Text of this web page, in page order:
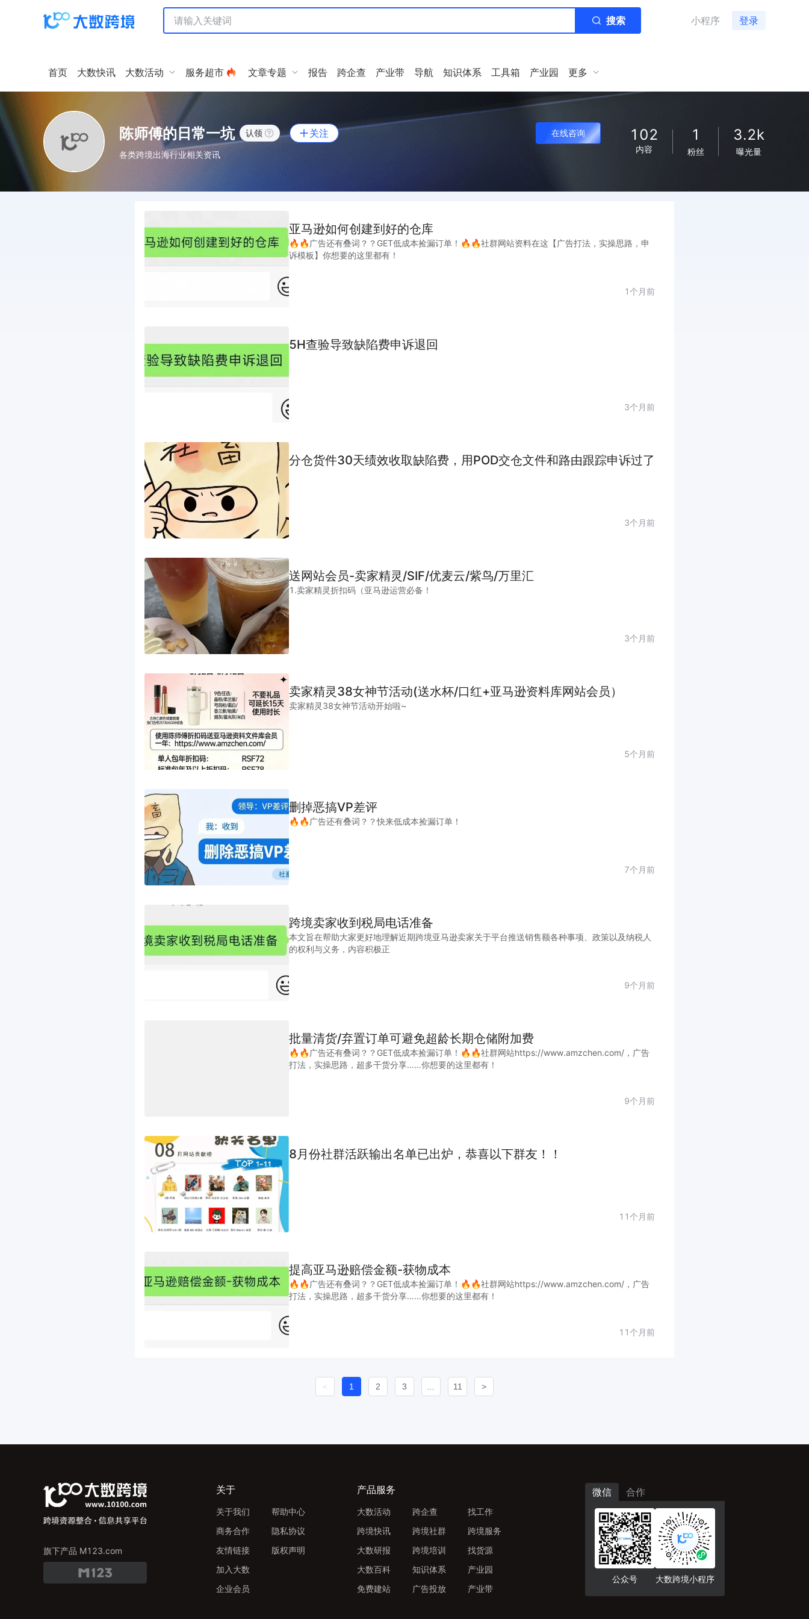
搜索 小程序 登录
首页 大数快讯 大数活动 服务超市 文章专题 报告 跨企查 产业带 导航 知识体系 工具箱 产业园 更多
陈师傅的日常一坑 认领 关注 在线咨询
各类跨境出海行业相关资讯
102
内容
1
粉丝
3.2k
曝光量
亚马逊如何创建到好的仓库
🔥🔥广告还有叠词？？GET低成本捡漏订单！🔥🔥社群网站资料在这【广告打法，实操思路，申
诉模板】你想要的这里都有！
1个月前
5H查验导致缺陷费申诉退回
3个月前
分仓货件30天绩效收取缺陷费，用POD交仓文件和路由跟踪申诉过了
3个月前
送网站会员-卖家精灵/SIF/优麦云/紫鸟/万里汇
1.卖家精灵折扣码（亚马逊运营必备！
3个月前
卖家精灵38女神节活动(送水杯/口红+亚马逊资料库网站会员）
卖家精灵38女神节活动开始啦~
5个月前
删掉恶搞VP差评
🔥🔥广告还有叠词？？快来低成本捡漏订单！
7个月前
跨境卖家收到税局电话准备
本文旨在帮助大家更好地理解近期跨境亚马逊卖家关于平台推送销售额各种事项、政策以及纳税人
的权利与义务，内容积极正
9个月前
批量清货/弃置订单可避免超龄长期仓储附加费
🔥🔥广告还有叠词？？GET低成本捡漏订单！🔥🔥社群网站https://www.amzchen.com/，广告
打法，实操思路，超多干货分享……你想要的这里都有！
9个月前
8月份社群活跃输出名单已出炉，恭喜以下群友！！
11个月前
提高亚马逊赔偿金额-获物成本
🔥🔥广告还有叠词？？GET低成本捡漏订单！🔥🔥社群网站https://www.amzchen.com/，广告
打法，实操思路，超多干货分享……你想要的这里都有！
11个月前
< 1 2 3 11 >
旗下产品 M123.com
关于
关于我们
商务合作
友情链接
加入大数
企业会员
帮助中心
隐私协议
版权声明
产品服务
大数活动
跨境快讯
大数研报
大数百科
免费建站
跨企查
跨境社群
跨境培训
知识体系
广告投放
找工作
跨境服务
找货源
产业园
产业带
微信 合作
公众号 大数跨境小程序